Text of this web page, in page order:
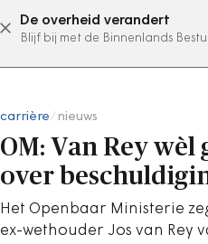
De overheid verandert
Blijf bij met de Binnenlands
abonneer
carrière nieuws
OM: Van Rey
over
Het Openbaar Ministerie
ex-wethouder Jos van Rey